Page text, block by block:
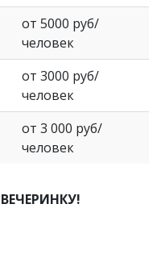
от 5000 руб/
человек
от 3000 руб/
человек
от 3 000 руб/
человек